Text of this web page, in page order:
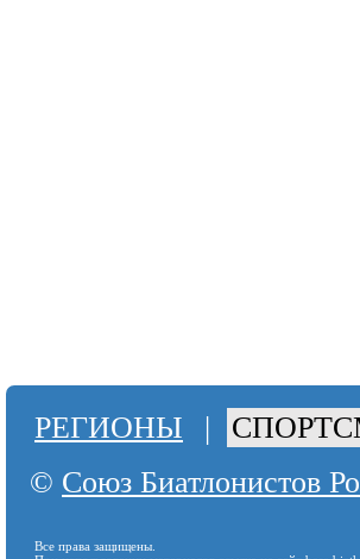
РЕГИОНЫ |
© Союз Биатлонистов
Все права защищены.